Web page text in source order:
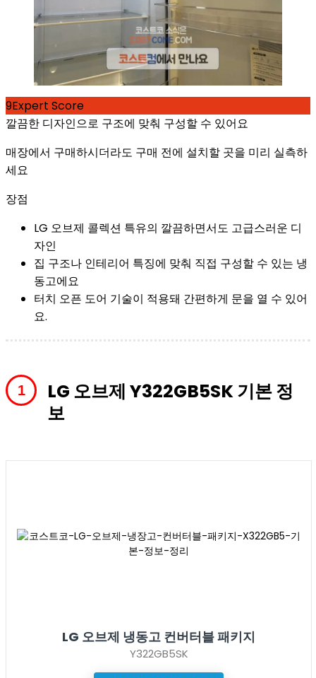
9Expert Score
깔끔한 디자인으로 구조에 맞춰 구성할 수 있어요
매장에서 구매하시더라도 구매 전에 설치할 곳을 미리 실측하
세요
장점
LG 오브제 콜렉션 특유의 깔끔하면서도 고급스러운 디
자인
집 구조나 인테리어 특징에 맞춰 직접 구성할 수 있는 냉
동고에요
터치 오픈 도어 기술이 적용돼 간편하게 문을 열 수 있어
요.
LG 오브제 Y322GB5SK 기본 정
보
LG 오브제 냉동고 컨버터블 패키지
Y322GB5SK